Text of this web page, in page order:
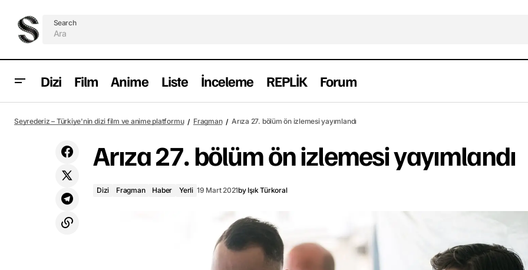
Search
Dizi Film Anime Liste İnceleme REPLİK Forum
yayımlandı
Dizi Fragman Haber Yerli
Seyrederiz – Türkiye'nin dizi film ve anime platformu Fragman Arıza 27. bölüm ön izlemesi yayımlandı
Arıza 27. bölüm ön izlemesi yayımlandı
Dizi Fragman Haber Yerli 19 Mart 2021by Işık Türkoral